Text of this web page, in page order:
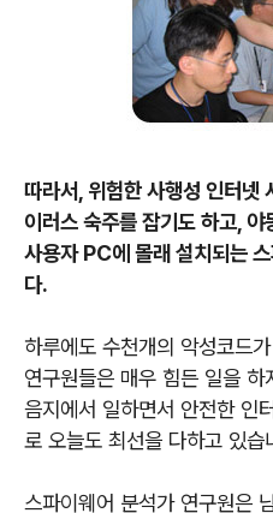
따라서, 위험한 사행성 인터넷
이러스 숙주를 잡기도 하고,
사용자 PC에 몰래 설치되는
다.
하루에도 수천개의 악성코드
연구원들은 매우 힘든 일을
음지에서 일하면서 안전한 인
로 오늘도 최선을 다하고 있습
스파이웨어 분석가 연구원은